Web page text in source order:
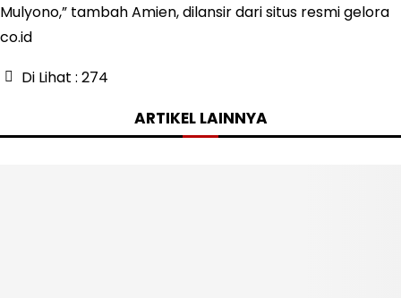
Mulyono,” tambah Amien, dilansir dari situs resmi gelora
co.id
Di Lihat : 274
ARTIKEL LAINNYA